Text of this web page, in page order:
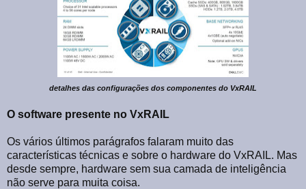
detalhes das configurações dos componentes do VxRAIL
O software presente no VxRAIL
Os vários últimos parágrafos falaram muito das
características técnicas e sobre o hardware do VxRAIL. Mas
desde sempre, hardware sem sua camada de inteligência
não serve para muita coisa.